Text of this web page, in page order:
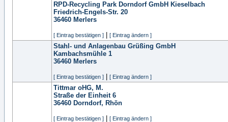
RPD-Recycling Park Dorndorf GmbH Kieselbach
Friedrich-Engels-Str. 20
36460 Merlers
[ Eintrag bestätigen ] [ Eintrag ändern ]
Stahl- und Anlagenbau Grüßing GmbH
Kambachsmühle 1
36460 Merlers
[ Eintrag bestätigen ] [ Eintrag ändern ]
Tittmar oHG, M.
Straße der Einheit 6
36460 Dorndorf, Rhön
[ Eintrag bestätigen ] [ Eintrag ändern ]